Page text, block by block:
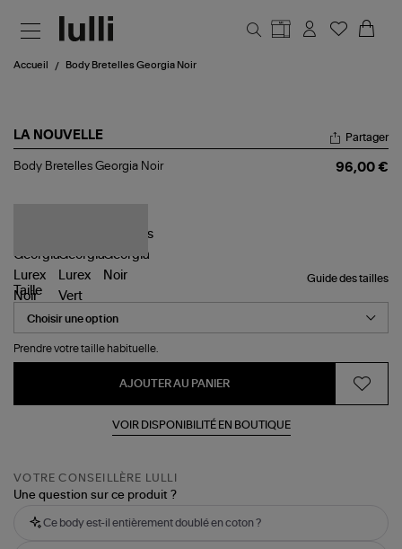
Accueil Body Bretelles Georgia Noir
LA NOUVELLE
Body
Partager
Body Bretelles Georgia Noir 96,00 €
Guide des tailles
Taille
Prendre votre taille habituelle.
AJOUTER AU PANIER
VOIR DISPONIBILITÉ EN BOUTIQUE
VOTRE CONSEILLÈRE LULLI
Une question sur ce produit ?
Ce body est-il entièrement doublé en coton ?